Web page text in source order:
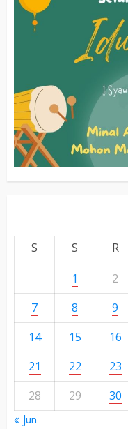
S S R
1
2
7
8 9
14
15 16
21
22 23
28
29 30
« Jun